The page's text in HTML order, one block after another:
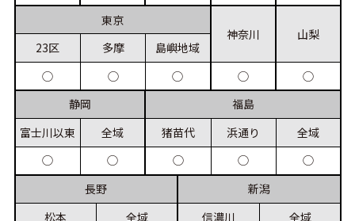
東京
23区
◯
多摩
◯
島嶼地域
◯
神奈川
◯
山梨
◯
静岡
富士川以東
◯
全域
◯
福島
猪苗代
◯
浜通り
◯
全域
◯
長野
松本
全域
新潟
信濃川
全域